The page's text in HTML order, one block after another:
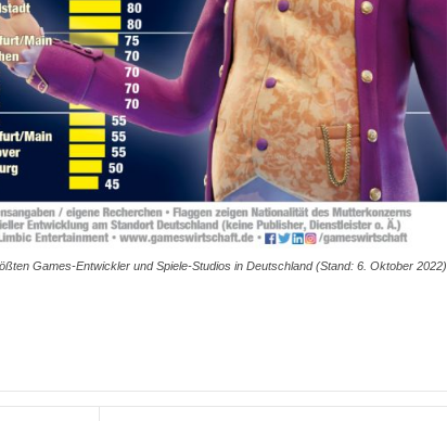
Games-Entwickler und Spiele-Studios in Deutschland (Stand: 6. Oktober 2022)